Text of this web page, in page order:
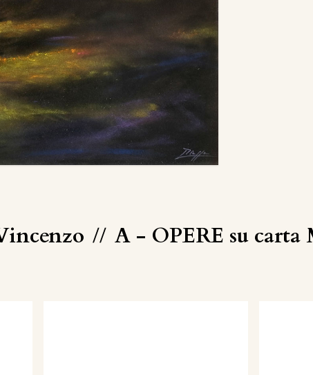
// A - OPERE su